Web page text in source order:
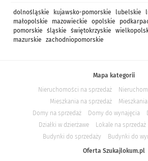
dolnośląskie kujawsko-pomorskie lubelskie
małopolskie
mazowieckie opolskie
pomorskie
śląskie świętokrzyskie
mazurskie
zachodniopomorskie
Mapa kategorii
Nieruchomości na sprzedaż
Mieszkania na sprzedaż
Domy na sprzedaż
Domy do wynajęcia
Działki w dzierżawe
Lokale na sprzedaż
Budynki do sprzedaży
Budynki do
Oferta Szukajlokum.pl